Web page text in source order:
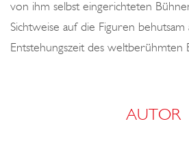
von ihm selbst eingerichteten
Sichtweise auf die Figuren
Entstehungszeit des weltberühmten
AUTOR